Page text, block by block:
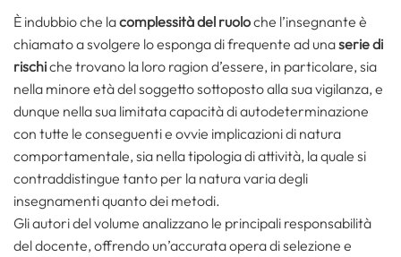
È indubbio che lacomplessità del ruoloche l’insegnante è
chiamato a svolgere lo esponga di frequente ad unaserie di
rischiche trovano la loro ragion d’essere, in par­ticolare, sia
nella minore età del soggetto sottoposto alla sua vigilanza, e
dunque nella sua limitata capacità di auto­determinazione
con tutte le conseguenti e ovvie implica­zioni di natura
comportamentale, sia nella tipologia di attività, la quale si
contraddistingue tanto per la natura varia degli
insegnamenti quanto dei metodi.
Gli autori del volume analizzano le principali responsabilità
del docente, offrendo un’accurata opera di selezione e